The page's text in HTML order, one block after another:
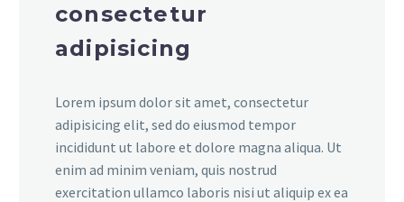
consectetur
adipisicing
Lorem ipsum dolor sit amet, consectetur
adipisicing elit, sed do eiusmod tempor
incididunt ut labore et dolore magna aliqua. Ut
enim ad minim veniam, quis nostrud
exercitation ullamco laboris nisi ut aliquip ex ea